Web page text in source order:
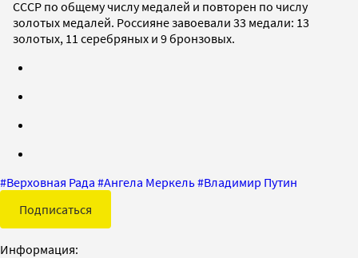
СССР по общему числу медалей и повторен по числу
золотых медалей. Россияне завоевали 33 медали: 13
золотых, 11 серебряных и 9 бронзовых.
#Верховная Рада #Ангела Меркель#Владимир Путин
Подписаться
Информация: